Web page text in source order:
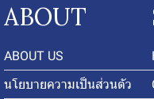
ABOUT
ABOUT US
นโยบายความเป็นส่วนตัว